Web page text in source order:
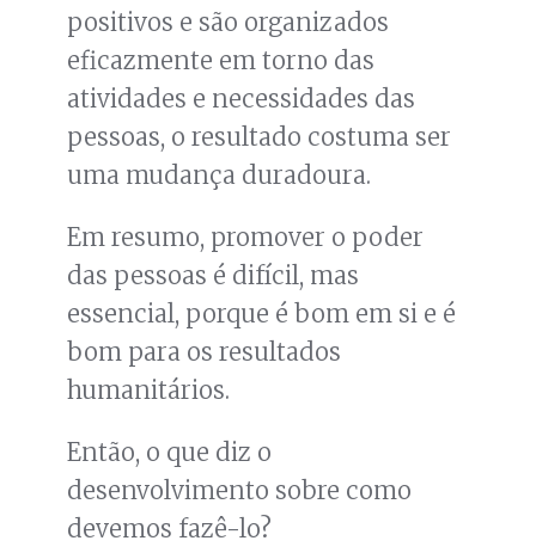
positivos e são organizados
eficazmente em torno das
atividades e necessidades das
pessoas, o resultado costuma ser
uma mudança duradoura.
Em resumo, promover o poder
das pessoas é difícil, mas
essencial, porque é bom em si e é
bom para os resultados
humanitários.
Então, o que diz o
desenvolvimento sobre como
devemos fazê-lo?